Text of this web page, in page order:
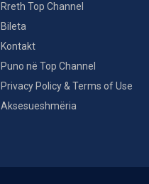
Rreth Top Channel
Bileta
Kontakt
Puno në Top Channel
Privacy Policy & Terms of Use
Aksesueshmëria